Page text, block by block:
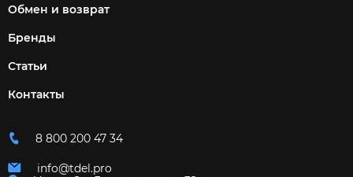
Обмен и возврат
Бренды
Статьи
Контакты
8 800 200 47 34
info@tdel.pro